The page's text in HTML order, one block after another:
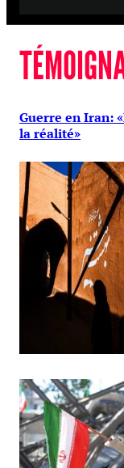
Guerre en Iran:
la réalité»